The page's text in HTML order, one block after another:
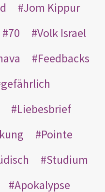
Jom Kippur
70
Volk Israel
Feedbacks
gefährlich
Liebesbrief
Pointe
Studium
Apokalypse